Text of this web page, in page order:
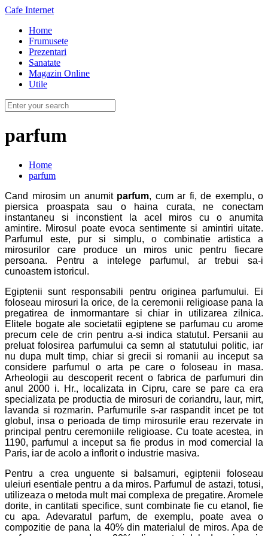
Cafe Internet
Home
Frumusete
Prezentari
Sanatate
Magazin Online
Utile
parfum
Home
parfum
Cand mirosim un anumit parfum, cum ar fi, de exemplu, o
piersica proaspata sau o haina curata, ne conectam
instantaneu si inconstient la acel miros cu o anumita
amintire. Mirosul poate evoca sentimente si amintiri uitate.
Parfumul este, pur si simplu, o combinatie artistica a
mirosurilor care produce un miros unic pentru fiecare
persoana. Pentru a intelege parfumul, ar trebui sa-i
cunoastem istoricul.
Egiptenii sunt responsabili pentru originea parfumului. Ei
foloseau mirosuri la orice, de la ceremonii religioase pana la
pregatirea de inmormantare si chiar in utilizarea zilnica.
Elitele bogate ale societatii egiptene se parfumau cu arome
precum cele de crin pentru a-si indica statutul. Persanii au
preluat folosirea parfumului ca semn al statutului politic, iar
nu dupa mult timp, chiar si grecii si romanii au inceput sa
considere parfumul o arta pe care o foloseau in masa.
Arheologii au descoperit recent o fabrica de parfumuri din
anul 2000 i. Hr., localizata in Cipru, care se pare ca era
specializata pe productia de mirosuri de coriandru, laur, mirt,
lavanda si rozmarin. Parfumurile s-ar raspandit incet pe tot
globul, insa o perioada de timp mirosurile erau rezervate in
principal pentru ceremoniile religioase. Cu toate acestea, in
1190, parfumul a inceput sa fie produs in mod comercial la
Paris, iar de acolo a inflorit o industrie masiva.
Pentru a crea unguente si balsamuri, egiptenii foloseau
uleiuri esentiale pentru a da miros. Parfumul de astazi, totusi,
utilizeaza o metoda mult mai complexa de pregatire. Aromele
dorite, in cantitati specifice, sunt combinate fie cu etanol, fie
cu apa. Adevaratul parfum, de exemplu, poate avea o
compozitie de pana la 40% din materialul de miros. Apa de